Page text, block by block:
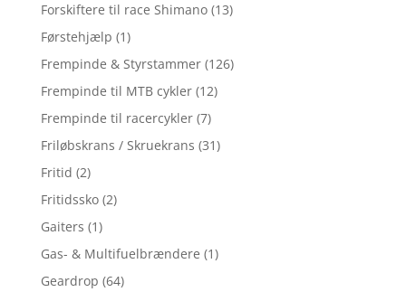
Forskiftere til race Shimano (13)
Førstehjælp (1)
Frempinde & Styrstammer (126)
Frempinde til MTB cykler (12)
Frempinde til racercykler (7)
Friløbskrans / Skruekrans (31)
Fritid (2)
Fritidssko (2)
Gaiters (1)
Gas- & Multifuelbrændere (1)
Geardrop (64)